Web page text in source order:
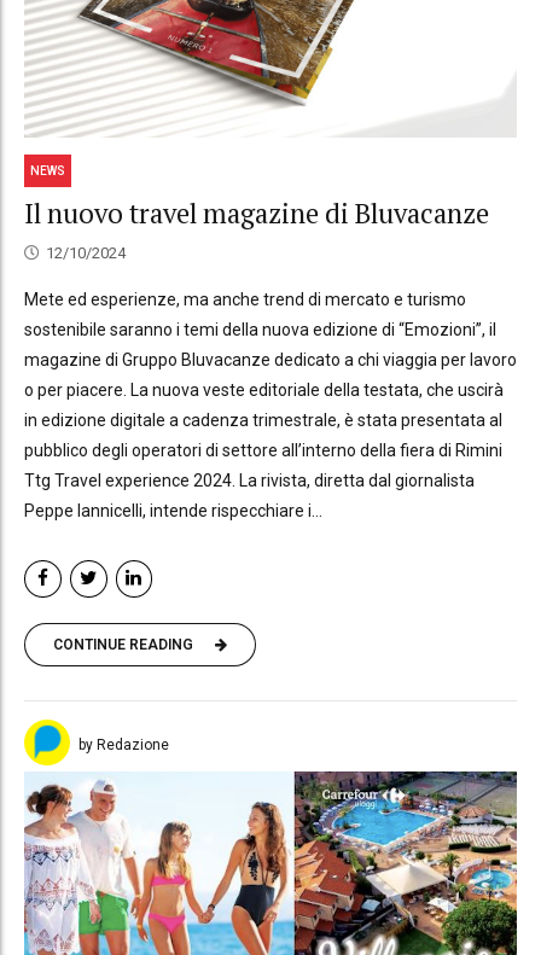
NEWS
Il nuovo travel magazine di Bluvacanze
12/10/2024
Mete ed esperienze, ma anche trend di mercato e turismo
sostenibile saranno i temi della nuova edizione di “Emozioni”, il
magazine di Gruppo Bluvacanze dedicato a chi viaggia per lavoro
o per piacere. La nuova veste editoriale della testata, che uscirà
in edizione digitale a cadenza trimestrale, è stata presentata al
pubblico degli operatori di settore all’interno della fiera di Rimini
Ttg Travel experience 2024. La rivista, diretta dal giornalista
Peppe Iannicelli, intende rispecchiare i...
CONTINUE READING
by Redazione